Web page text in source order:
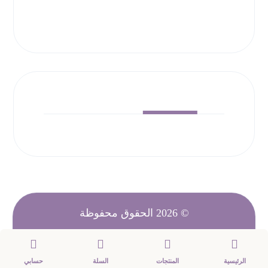
© 2026 الحقوق محفوظة
الرئيسية المنتجات السلة حسابي